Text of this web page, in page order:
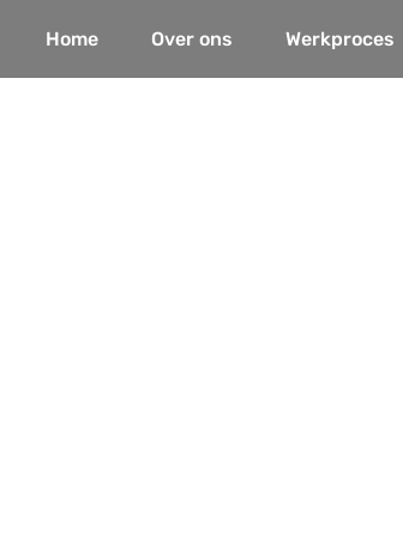
Home Over ons Werkproces